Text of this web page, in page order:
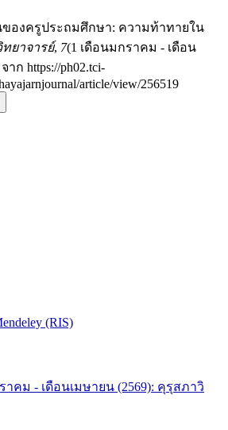
ของครูประถมศึกษา: ความท้าทายใน
ยาจารย์, 7(1 เดือนมกราคม - เดือน
ก https://ph02.tci-
article/view/256519
(RIS)
คม - เดือนเมษายน (2569): คุรุสภาวิ